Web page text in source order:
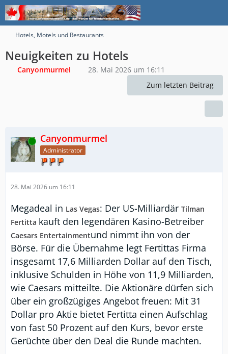
Hotels, Motels und Restaurants
Neuigkeiten zu Hotels
Canyonmurmel
28. Mai 2026 um 16:11
Zum letzten Beitrag
Online Canyonmurmel
Administrator
28. Mai 2026 um 16:11
Megadeal in Las Vegas: Der US-Milliardär Tilman
Fertitta kauft den legendären Kasino-Betreiber
Caesars Entertainmentund nimmt ihn von der
Börse. Für die Übernahme legt Fertittas Firma
insgesamt 17,6 Milliarden Dollar auf den Tisch,
inklusive Schulden in Höhe von 11,9 Milliarden,
wie Caesars mitteilte. Die Aktionäre dürfen sich
über ein großzügiges Angebot freuen: Mit 31
Dollar pro Aktie bietet Fertitta einen Aufschlag
von fast 50 Prozent auf den Kurs, bevor erste
Gerüchte über den Deal die Runde machten.